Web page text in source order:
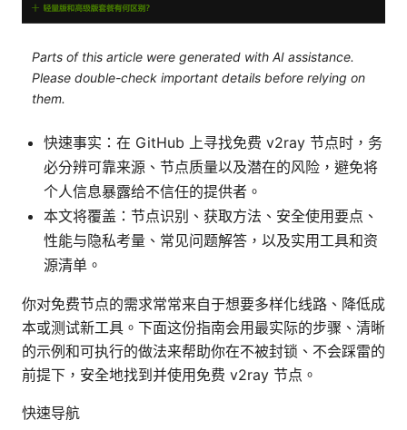
Parts of this article were generated with AI assistance.
Please double-check important details before relying on
them.
快速事实：在 GitHub 上寻找免费 v2ray 节点时，务
必分辨可靠来源、节点质量以及潜在的风险，避免将
个人信息暴露给不信任的提供者。
本文将覆盖：节点识别、获取方法、安全使用要点、
性能与隐私考量、常见问题解答，以及实用工具和资
源清单。
你对免费节点的需求常常来自于想要多样化线路、降低成
本或测试新工具。下面这份指南会用最实际的步骤、清晰
的示例和可执行的做法来帮助你在不被封锁、不会踩雷的
前提下，安全地找到并使用免费 v2ray 节点。
快速导航